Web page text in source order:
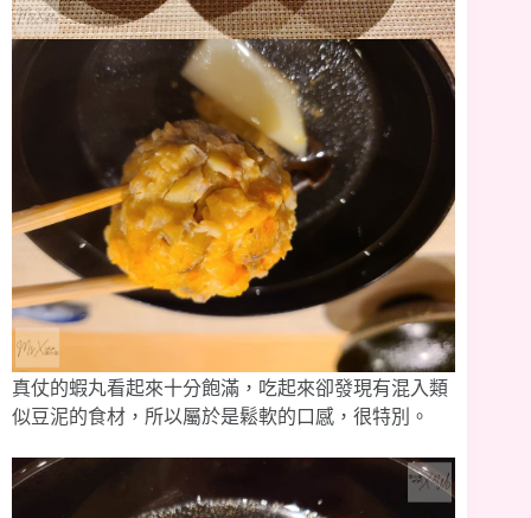
真仗的蝦丸看起來十分飽滿，吃起來卻發現有混入類
似豆泥的食材，所以屬於是鬆軟的口感，很特別。